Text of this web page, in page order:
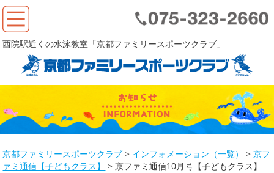
西院駅近くの水泳教室「京都ファミリースポーツクラブ」
京都ファミリースポーツクラブ > インフォメーション（一覧） >京フ
ァミ通信【子どもクラス】
>京ファミ通信10月号【子どもクラス】